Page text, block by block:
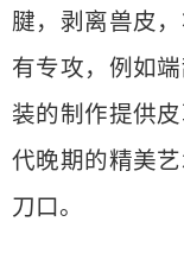
腱，剥离兽皮
有专攻，例如
装的制作提供
代晚期的精美
刀口。